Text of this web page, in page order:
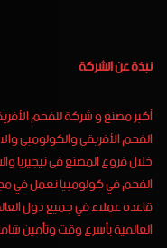
نبذة عن الشركة
أكبر مصنع و شركة للفحم
الفحم الأفريقي والكولومبي
خلال فروع المصنع فى نيجيريا
قاعده عملاء في جميع دول
العالمية بأسرع وقت وتأمين